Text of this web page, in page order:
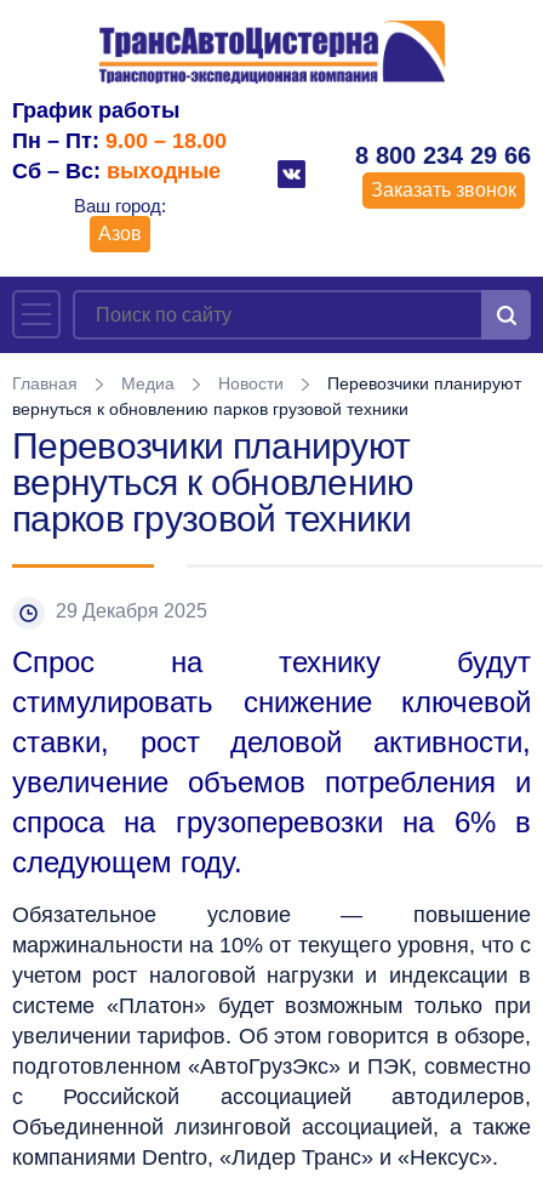
График работы
Пн – Пт: 9.00 – 18.00
Сб – Вс: выходные
Ваш город:
Азов
8 800 234 29 66
Заказать звонок
Главная Медиа Новости
Перевозчики планируют
вернуться к обновлению парков грузовой техники
Перевозчики планируют
вернуться к обновлению
парков грузовой техники
29 Декабря 2025
Спрос на технику будут
стимулировать снижение ключевой
ставки, рост деловой активности,
увеличение объемов потребления и
спроса на грузоперевозки на 6% в
следующем году.
Обязательное условие — повышение
маржинальности на 10% от текущего уровня, что с
учетом рост налоговой нагрузки и индексации в
системе «Платон» будет возможным только при
увеличении тарифов. Об этом говорится в обзоре,
подготовленном «АвтоГрузЭкс» и ПЭК, совместно
с Российской ассоциацией автодилеров,
Объединенной лизинговой ассоциацией, а также
компаниями Dentro, «Лидер Транс» и «Нексус».